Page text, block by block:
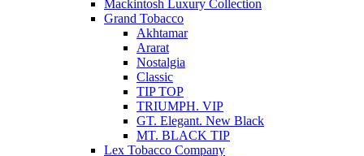
Mackintosh Luxury Collection
Grand Tobacco
Akhtamar
Ararat
Nostalgia
Classic
TIP TOP
TRIUMPH. VIP
GT. Elegant. New Black
MT. BLACK TIP
Lex Tobacco Company